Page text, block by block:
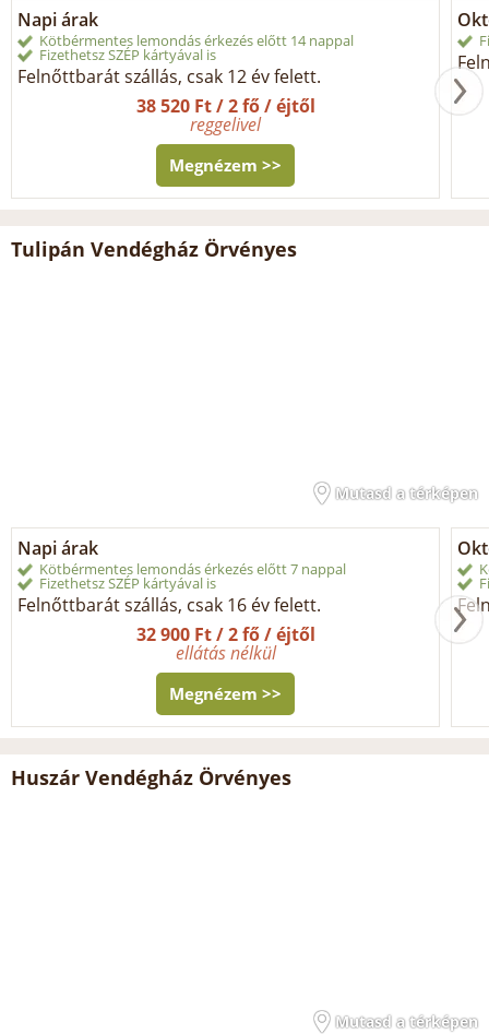
Napi árak
Kötbérmentes lemondás érkezés előtt 14 nappal
Fizethetsz SZÉP kártyával is
Felnőttbarát szállás, csak 12 év felett.
38 520 Ft / 2 fő / éjtől
reggelivel
Megnézem >>
Tulipán Vendégház Örvényes
Mutasd a térképen
Napi árak
Kötbérmentes lemondás érkezés előtt 7 nappal
Fizethetsz SZÉP kártyával is
Felnőttbarát szállás, csak 16 év felett.
32 900 Ft / 2 fő / éjtől
ellátás nélkül
Megnézem >>
Huszár Vendégház Örvényes
Mutasd a térképen